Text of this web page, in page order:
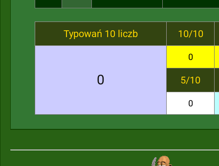
Typowań 10 liczb 10/10
0
0
5/10
0